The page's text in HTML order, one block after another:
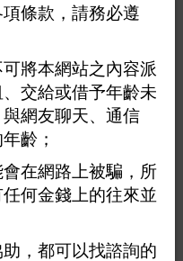
條款，請務必遵
將本網站之內容派
交給或借予年齡未
網友聊天、通信
齡；
在網路上被騙，所
何金錢上的往來並
，都可以找諮詢的